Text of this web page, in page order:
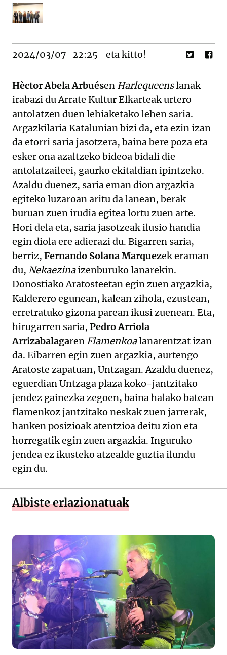
2024/03/07 22:25 eta kitto!
Hèctor Abela Arbuésen Harlequeenslanak
irabazi du Arrate Kultur Elkarteak urtero
antolatzen duen lehiaketako lehen saria.
Argazkilaria Katalunian bizi da, eta ezin izan
da etorri saria jasotzera, baina bere poza eta
esker ona azaltzeko bideoa bidali die
antolatzaileei, gaurko ekitaldian ipintzeko.
Azaldu duenez, saria eman dion argazkia
egiteko luzaroan aritu da lanean, berak
buruan zuen irudia egitea lortu zuen arte.
Hori dela eta, saria jasotzeak ilusio handia
egin diola ere adierazi du. Bigarren saria,
berriz, Fernando Solana Marquezek eraman
du, Nekaezinaizenburuko lanarekin.
Donostiako Aratosteetan egin zuen argazkia,
Kalderero egunean, kalean zihola, ezustean,
erretratuko gizona parean ikusi zuenean. Eta,
hirugarren saria, Pedro Arriola
Arrizabalagaren Flamenkoalanarentzat izan
da. Eibarren egin zuen argazkia, aurtengo
Aratoste zapatuan, Untzagan. Azaldu duenez,
eguerdian Untzaga plaza koko-jantzitako
jendez gainezka zegoen, baina halako batean
flamenkoz jantzitako neskak zuen jarrerak,
hanken posizioak atentzioa deitu zion eta
horregatik egin zuen argazkia. Inguruko
jendea ez ikusteko atzealde guztia ilundu
egin du.
Albiste erlazionatuak